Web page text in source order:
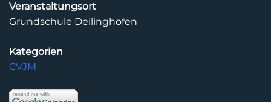
Veranstaltungsort
Grundschule Deilinghofen
Kategorien
CVJM